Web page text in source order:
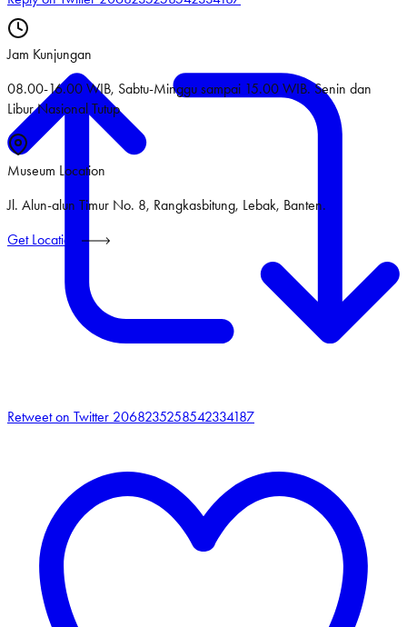
Retweet on Twitter 2068235258542334187
Jam Kunjungan
08.00-16.00 WIB, Sabtu-Minggu sampai 15.00 WIB. Senin dan
Libur Nasional Tutup
Museum Location
Jl. Alun-alun Timur No. 8, Rangkasbitung, Lebak, Banten.
Get Location